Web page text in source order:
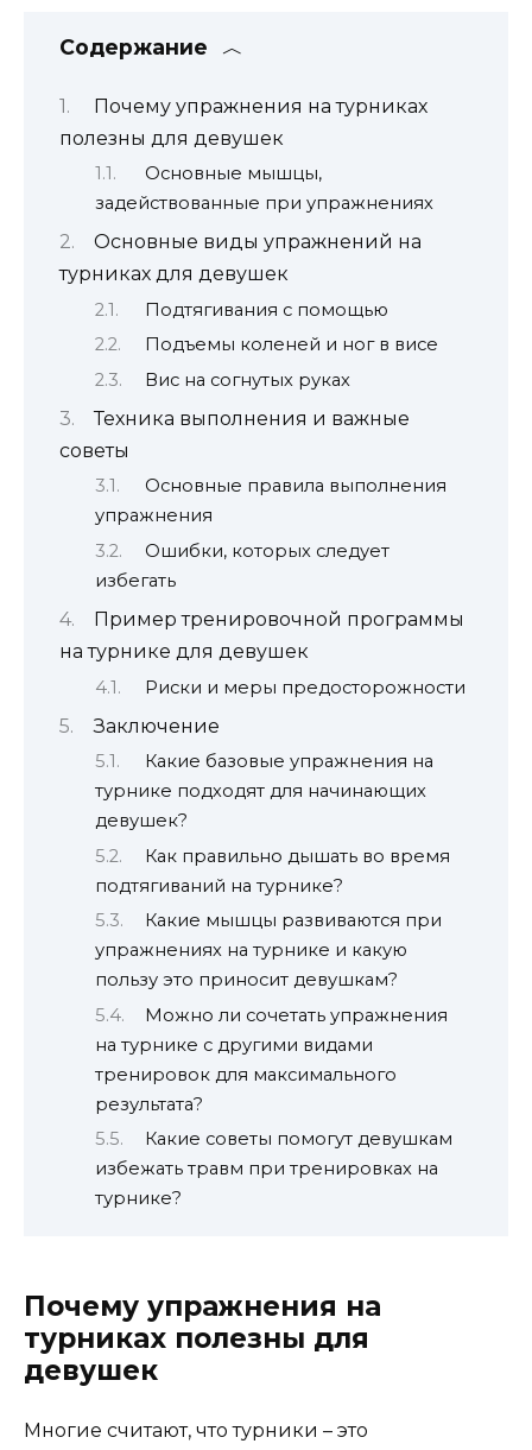
Содержание
Почему упражнения на турниках
полезны для девушек
Основные мышцы,
задействованные при упражнениях
Основные виды упражнений на
турниках для девушек
Подтягивания с помощью
Подъемы коленей и ног в висе
Вис на согнутых руках
Техника выполнения и важные
советы
Основные правила выполнения
упражнения
Ошибки, которых следует
избегать
Пример тренировочной программы
на турнике для девушек
Риски и меры предосторожности
Заключение
Какие базовые упражнения на
турнике подходят для начинающих
девушек?
Как правильно дышать во время
подтягиваний на турнике?
Какие мышцы развиваются при
упражнениях на турнике и какую
пользу это приносит девушкам?
Можно ли сочетать упражнения
на турнике с другими видами
тренировок для максимального
результата?
Какие советы помогут девушкам
избежать травм при тренировках на
турнике?
Почему упражнения на
турниках полезны для
девушек
Многие считают, что турники – это